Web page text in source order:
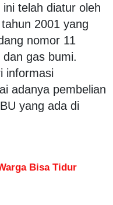
telah diatur oleh
2001 yang
nomor 11
gas bumi.
informasi
adanya pembelian
yang ada di
Bisa Tidur